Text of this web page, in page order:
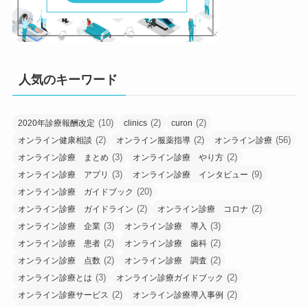
人気のキーワード
2020年診療報酬改定 (10) clinics (2) curon (2)
オンライン健康相談 (2) オンライン服薬指導 (2) オンライン診療 (56)
オンライン診療 まとめ (3) オンライン診療 やり方 (2)
オンライン診療 アプリ (3) オンライン診療 インタビュー (9)
オンライン診療 ガイドブック (20)
オンライン診療 ガイドライン (2) オンライン診療 コロナ (2)
オンライン診療 企業 (3) オンライン診療 導入 (3)
オンライン診療 患者 (2) オンライン診療 歯科 (2)
オンライン診療 点数 (2) オンライン診療 調査 (2)
オンライン診療とは (3) オンライン診療ガイドブック (2)
オンライン診療サービス (2) オンライン診療導入事例 (2)